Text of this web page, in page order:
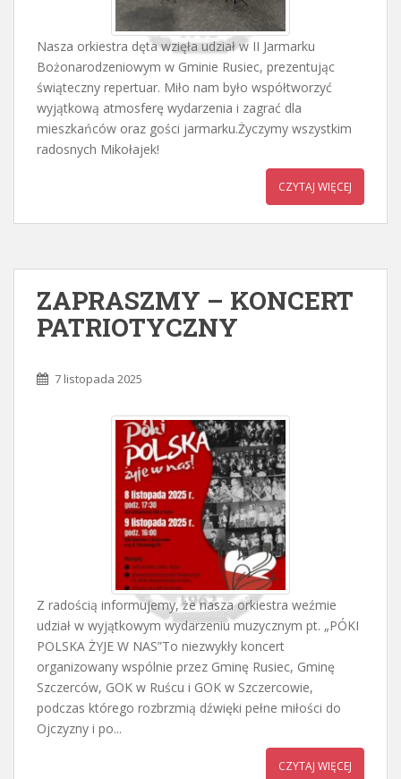
Nasza orkiestra dęta wzięła udział w II Jarmarku
Bożonarodzeniowym w Gminie Rusiec, prezentując
świąteczny repertuar. Miło nam było współtworzyć
wyjątkową atmosferę wydarzenia i zagrać dla
mieszkańców oraz gości jarmarku.Życzymy wszystkim
radosnych Mikołajek!
CZYTAJ WIĘCEJ
ZAPRASZMY – KONCERT
PATRIOTYCZNY
7 listopada 2025
Z radością informujemy, że nasza orkiestra weźmie
udział w wyjątkowym wydarzeniu muzycznym pt. „PÓKI
POLSKA ŻYJE W NAS”To niezwykły koncert
organizowany wspólnie przez Gminę Rusiec, Gminę
Szczerców, GOK w Ruścu i GOK w Szczercowie,
podczas którego rozbrzmią dźwięki pełne miłości do
Ojczyzny i po...
CZYTAJ WIĘCEJ